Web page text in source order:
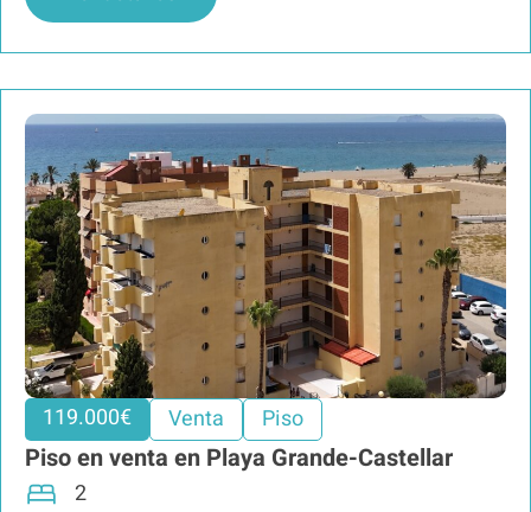
119.000€ Venta Piso
Piso en venta en Playa Grande-Castellar
2